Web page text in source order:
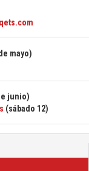
mayo)
junio)
(sábado 12)